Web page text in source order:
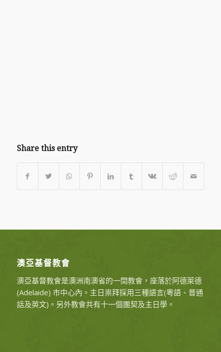
Share this entry
澳亞基督教會
澳亞基督教會是澳洲南澳省的一間教會，座落於阿德萊德
(Adelaide) 市中心內。主日祟拜採用三種語言(粵語、普通
話及英文)。另外教會共有十一個團契及主日學。